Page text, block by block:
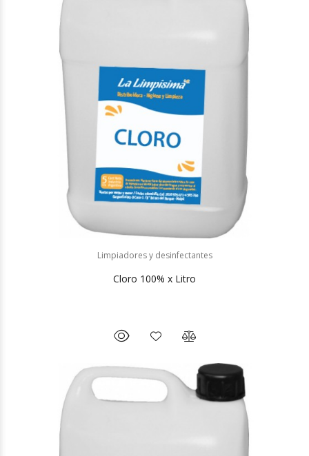
Limpiadores y desinfectantes
Cloro 100% x Litro